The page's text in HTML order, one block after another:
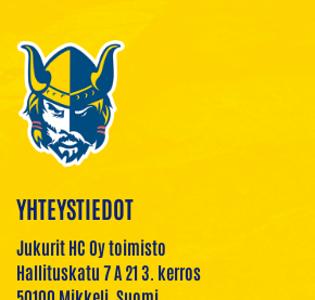
YHTEYSTIEDOT
Jukurit HC Oy toimisto
Hallituskatu 7 A 21 3. kerros